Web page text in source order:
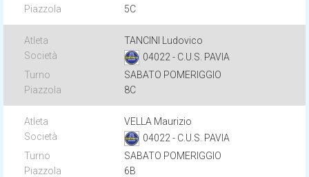
5C
TANCINI Ludovico
04022 - C.U.S. PAVIA
SABATO POMERIGGIO
8C
VELLA Maurizio
04022 - C.U.S. PAVIA
SABATO POMERIGGIO
6B